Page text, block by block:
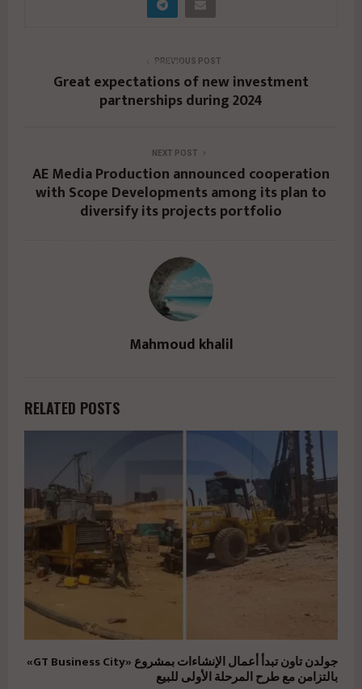
" data-link="https://realty-
eg.net/%d8%b4%d8%b1%d9%83%d8%a9-ae-
86-%d9%85%d8%b9-scope-developments-
%d8%b6%d9%85%d9%86-
%d8%ae%d8%b7%d8%aa%d9%87%d8%a7-
PREVIOUS POST
Great expectations of new investment
partnerships during 2024
NEXT POST
AE Media Production announced cooperation
with Scope Developments among its plan to
diversify its projects portfolio
Mahmoud khalil
RELATED POSTS
جولدن تاون تبدأ أعمال الإنشاءات بمشروع «GT Business City»
بالتزامن مع طرح المرحلة الأولى للبيع